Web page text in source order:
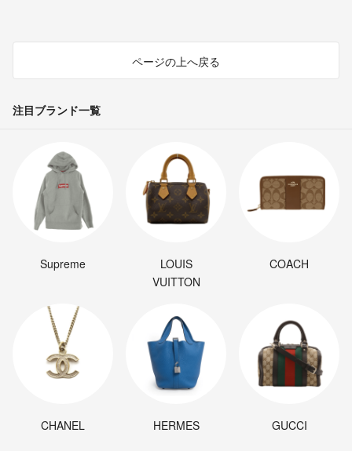
ページの上へ戻る
注目ブランド一覧
Supreme
LOUIS
VUITTON
COACH
CHANEL HERMES GUCCI